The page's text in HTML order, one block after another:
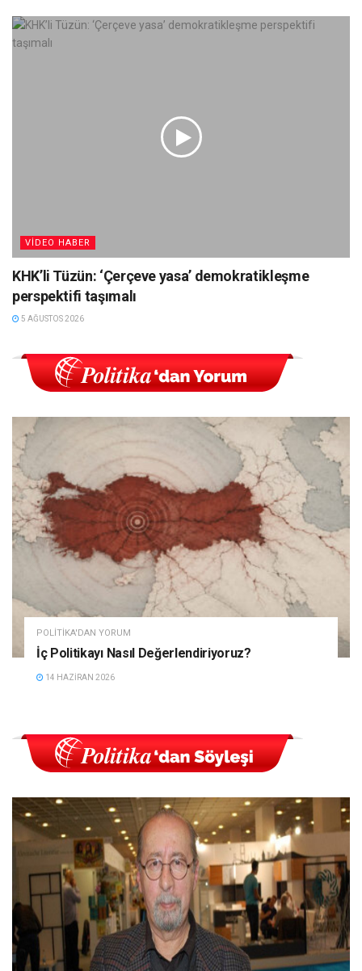
VIDEO HABER
KHK’li Tüzün: ‘Çerçeve yasa’ demokratikleşme
perspektifi taşımalı
5 AĞUSTOS 2026
POLITIKA'DAN YORUM
İç Politikayı Nasıl Değerlendiriyoruz?
14 HAZIRAN 2026